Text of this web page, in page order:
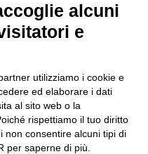
alcuni
e
utilizziamo i cookie e
ed elaborare i dati
al sito web o la
rispettiamo il tuo diritto
non consentire alcuni tipi di
per saperne di più.